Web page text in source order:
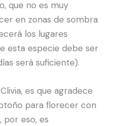
que no es muy
en zonas de sombra
los lugares
esta especie debe ser
será suficiente).
es que agradece
para florecer con
por eso, es